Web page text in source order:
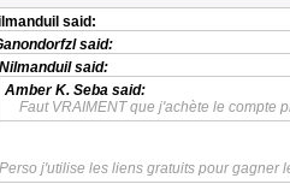
said:
said:
Nilmanduilsaid:
Amber K. Seba said:
Faut VRAIMENT que j'achète le compte
Perso j'utilise les liens gratuits pour gagner